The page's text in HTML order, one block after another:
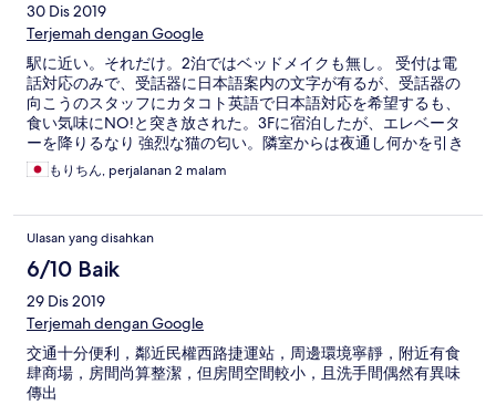
30 Dis 2019
Terjemah dengan Google
駅に近い。それだけ。2泊ではベッドメイクも無し。 受付は電
話対応のみで、受話器に日本語案内の文字が有るが、受話器の
向こうのスタッフにカタコト英語で日本語対応を希望するも、
食い気味にNO!と突き放された。3Fに宿泊したが、エレベータ
ーを降りるなり 強烈な猫の匂い。隣室からは夜通し何かを引き
ずる 謎の音が響く壁の薄さ。多少のヒアリング、猫匂に耐えれ
る嗅覚、謎の音に動じない胆力。必須です。 4番出口徒歩3秒の
もりちん, perjalanan 2 malam
Ulasan yang disahkan
6/10 Baik
29 Dis 2019
Terjemah dengan Google
交通十分便利，鄰近民權西路捷運站，周邊環境寧靜，附近有食
肆商場，房間尚算整潔，但房間空間較小，且洗手間偶然有異味
傳出